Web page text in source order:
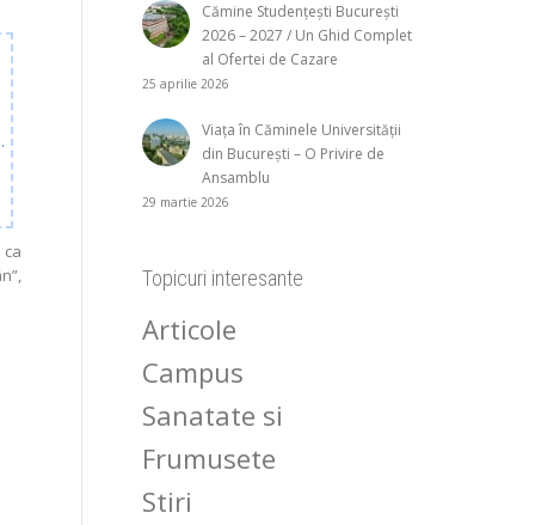
Cămine Studențești București
2026 – 2027 / Un Ghid Complet
al Ofertei de Cazare
25 aprilie 2026
Viața în Căminele Universității
din București – O Privire de
Ansamblu
29 martie 2026
Topicuri interesante
Articole
Campus
Sanatate si
Frumusete
Stiri